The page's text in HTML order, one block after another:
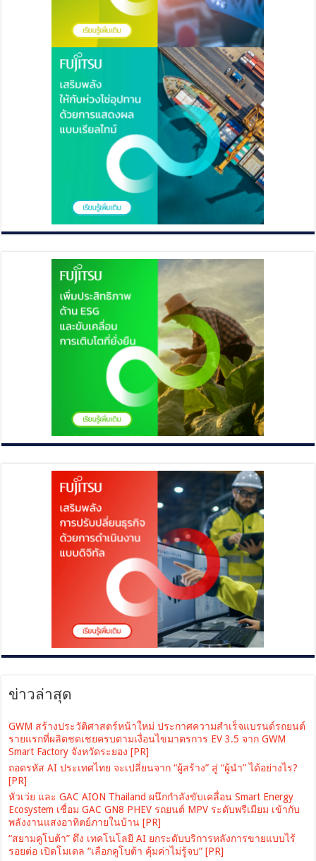
ข่าวล่าสุด
GWM สร้างประวัติศาสตร์หน้าใหม่ ประกาศความสำเร็จแบรนด์รถยนต์
รายแรกที่ผลิตชดเชยครบตามเงื่อนไขมาตรการ EV 3.5 จาก GWM
Smart Factory จังหวัดระยอง [PR]
ถอดรหัส AI ประเทศไทย จะเปลี่ยนจาก “ผู้สร้าง” สู่ “ผู้นำ” ได้อย่างไร?
[PR]
หัวเว่ย และ GAC AION Thailand ผนึกกำลังขับเคลื่อน Smart Energy
Ecosystem เชื่อม GAC GN8 PHEV รถยนต์ MPV ระดับพรีเมียม เข้ากับ
พลังงานแสงอาทิตย์ภายในบ้าน [PR]
“สยามคูโบต้า” ดึง เทคโนโลยี AI ยกระดับบริการหลังการขายแบบไร้
รอยต่อ เปิดโมเดล “เลือกคูโบต้า คุ้มค่าไม่รู้จบ” [PR]